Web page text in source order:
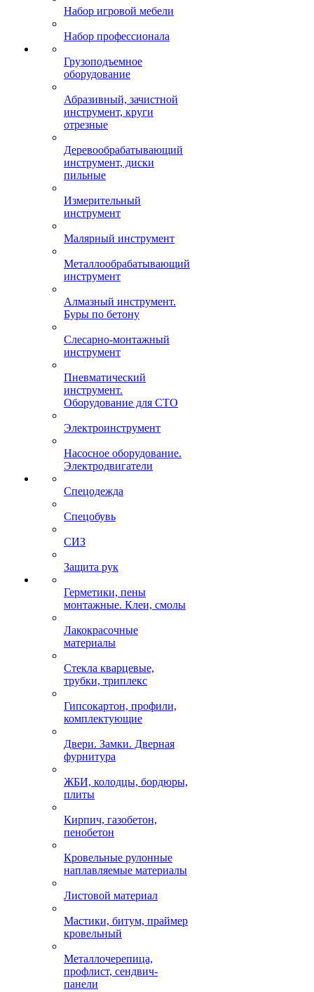
Набор игровой мебели
Набор профессионала
Грузоподъемное
оборудование
Абразивный, зачистной
инструмент, круги
отрезные
Деревообрабатывающий
инструмент, диски
пильные
Измерительный
инструмент
Малярный инструмент
Металлообрабатывающий
инструмент
Алмазный инструмент.
Буры по бетону
Слесарно-монтажный
инструмент
Пневматический
инструмент.
Оборудование для СТО
Электроинструмент
Насосное оборудование.
Электродвигатели
Спецодежда
Спецобувь
СИЗ
Защита рук
Герметики, пены
монтажные. Клеи, смолы
Лакокрасочные
материалы
Стекла кварцевые,
трубки, триплекс
Гипсокартон, профили,
комплектующие
Двери. Замки. Дверная
фурнитура
ЖБИ, колодцы, бордюры,
плиты
Кирпич, газобетон,
пенобетон
Кровельные рулонные
наплавляемые материалы
Листовой материал
Мастики, битум, праймер
кровельный
Металлочерепица,
профлист, сендвич-
панели